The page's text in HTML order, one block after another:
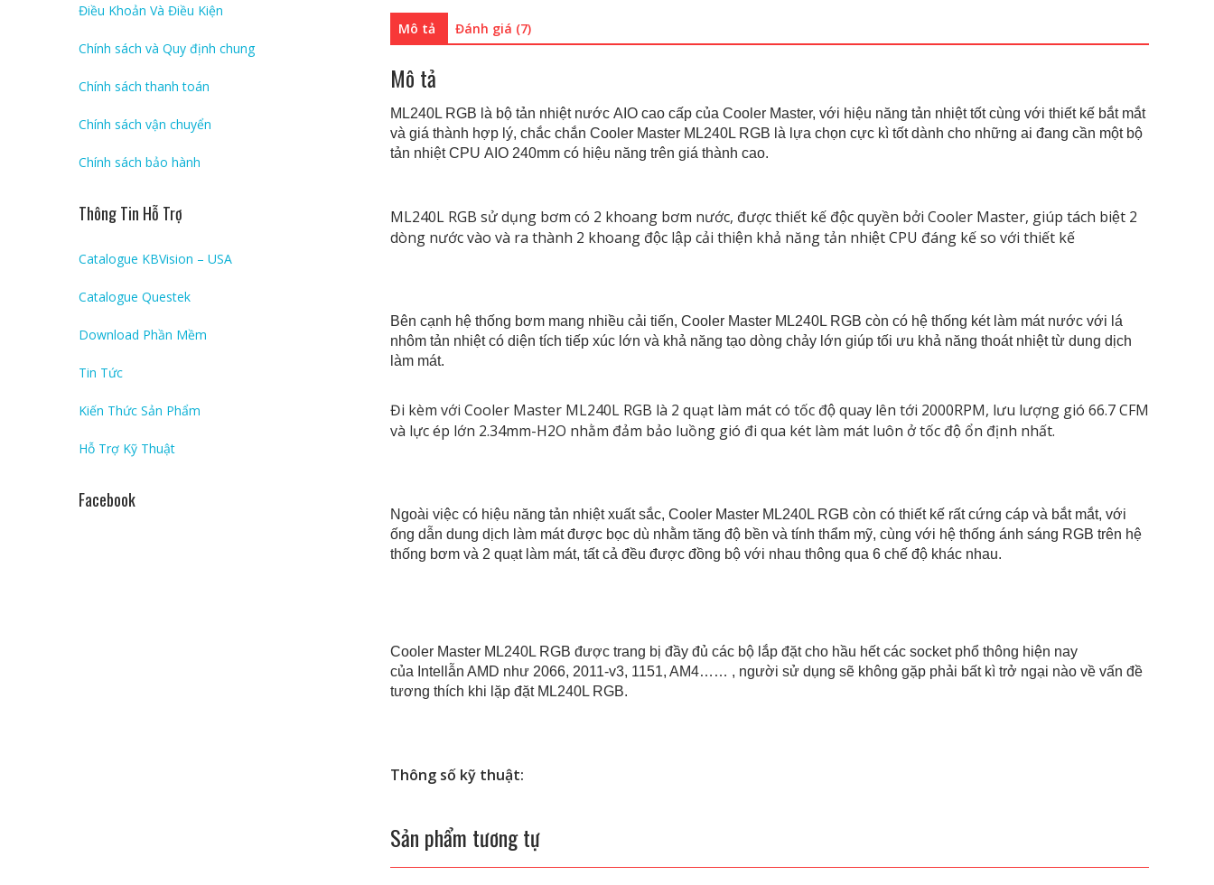
Mô tả Đánh giá (7)
Mô tả
ML240L RGB là bộ tản nhiệt nước AIO cao cấp của Cooler Master, với hiệu năng tản nhiệt tốt cùng với thiết kế bắt mắt
và giá thành hợp lý, chắc chắn Cooler Master ML240L RGB là lựa chọn cực kì tốt dành cho những ai đang cần một bộ
tản nhiệt CPU AIO 240mm có hiệu năng trên giá thành cao.
ML240L RGB sử dụng bơm có 2 khoang bơm nước, được thiết kế độc quyền bởi Cooler Master, giúp tách biệt 2
dòng nước vào và ra thành 2 khoang độc lập cải thiện khả năng tản nhiệt CPU đáng kế so với thiết kế
Bên cạnh hệ thống bơm mang nhiều cải tiến, Cooler Master ML240L RGB còn có hệ thống két làm mát nước với lá
nhôm tản nhiệt có diện tích tiếp xúc lớn và khả năng tạo dòng chảy lớn giúp tối ưu khả năng thoát nhiệt từ dung dịch
làm mát.
Đi kèm với Cooler Master ML240L RGB là 2 quạt làm mát có tốc độ quay lên tới 2000RPM, lưu lượng gió 66.7 CFM
và lực ép lớn 2.34mm-H2O nhằm đảm bảo luồng gió đi qua két làm mát luôn ở tốc độ ổn định nhất.
Ngoài việc có hiệu năng tản nhiệt xuất sắc, Cooler Master ML240L RGB còn có thiết kế rất cứng cáp và bắt mắt, với
ống dẫn dung dịch làm mát được bọc dù nhằm tăng độ bền và tính thẩm mỹ, cùng với hệ thống ánh sáng RGB trên hệ
thống bơm và 2 quạt làm mát, tất cả đều được đồng bộ với nhau thông qua 6 chế độ khác nhau.
Cooler Master ML240L RGB được trang bị đầy đủ các bộ lắp đặt cho hầu hết các socket phổ thông hiện nay
của Intellẫn AMD như 2066, 2011-v3, 1151, AM4…… , người sử dụng sẽ không gặp phải bất kì trở ngại nào về vấn đề
tương thích khi lặp đặt ML240L RGB.
Thông số kỹ thuật:
Sản phẩm tương tự
Điều Khoản Và Điều Kiện
Chính sách và Quy định chung
Chính sách thanh toán
Chính sách vận chuyển
Chính sách bảo hành
Thông Tin Hỗ Trợ
Catalogue KBVision – USA
Catalogue Questek
Download Phần Mềm
Tin Tức
Kiến Thức Sản Phẩm
Hỗ Trợ Kỹ Thuật
Facebook